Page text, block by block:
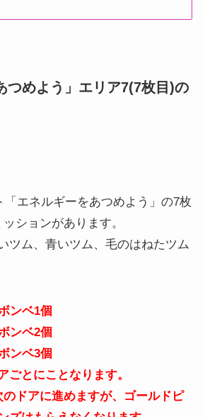
つめよう」エリア7(7枚目)の
「エネルギーをあつめよう」の7枚
ションがあります。
ツム、青いツム、毛のはねたツム
ンベ1個
ンベ2個
ンベ3個
とにことなります。
ドアに進めますが、ゴールドピ